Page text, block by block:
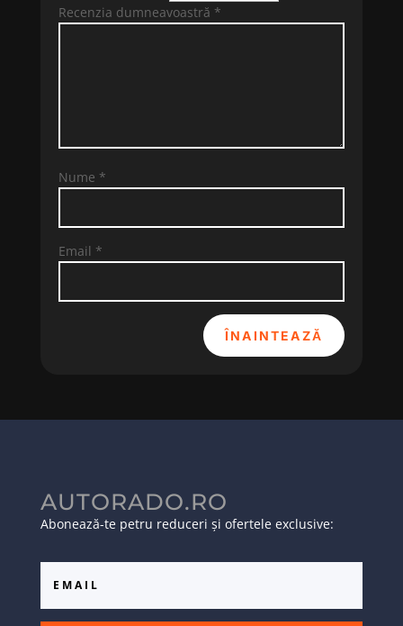
Recenzia dumneavoastră *
Nume *
Email *
ÎNAINTEAZĂ
AUTORADO.RO
Abonează-te petru reduceri și ofertele exclusive: